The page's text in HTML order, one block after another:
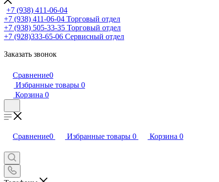
+7 (938) 411-06-04
+7 (938) 411-06-04 Торговый отдел
+7 (938) 505-33-35 Торговый отдел
+7 (928)333-65-06 Сервисный отдел
Заказать звонок
Сравнение0
Избранные товары 0
Корзина 0
Сравнение0 Избранные товары 0 Корзина 0